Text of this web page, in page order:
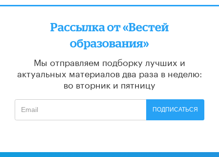
Рассылка от «Вестей
образования»
Мы отправляем подборку лучших и
актуальных материалов два раза в неделю:
во вторник и пятницу
ПОДПИСАТЬСЯ